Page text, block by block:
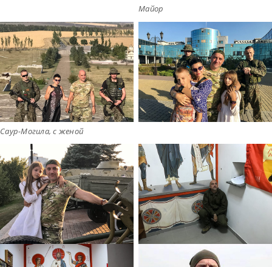
Майор
Саур-Могила, с женой